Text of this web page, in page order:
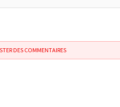
DES COMMENTAIRES